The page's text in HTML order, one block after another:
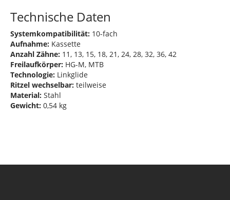
Technische Daten
Systemkompatibilität: 10-fach
Aufnahme: Kassette
Anzahl Zähne: 11, 13, 15, 18, 21, 24, 28, 32, 36, 42
Freilaufkörper: HG-M, MTB
Technologie: Linkglide
Ritzel wechselbar: teilweise
Material: Stahl
Gewicht: 0,54 kg